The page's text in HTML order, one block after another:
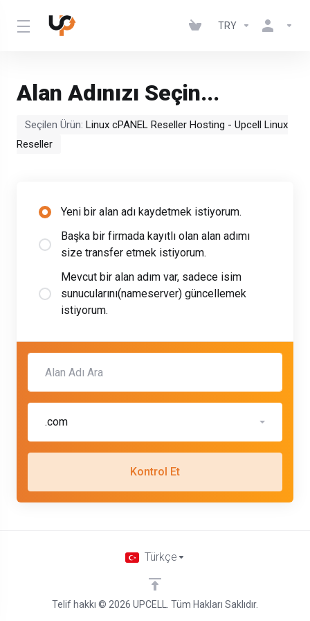
TRY
Alan Adınızı Seçin...
Seçilen Ürün: Linux cPANEL Reseller Hosting - Upcell Linux
Reseller
Yeni bir alan adı kaydetmek istiyorum.
Başka bir firmada kayıtlı olan alan adımı
size transfer etmek istiyorum.
Mevcut bir alan adım var, sadece isim
sunucularını(nameserver) güncellemek
istiyorum.
.com
Kontrol Et
Telif hakkı © 2026 UPCELL. Tüm Hakları Saklıdır.
Türkçe